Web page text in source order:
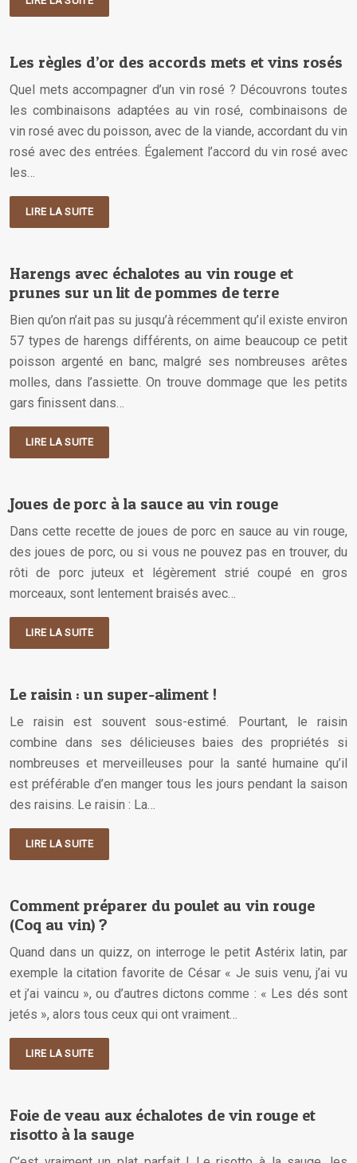
Les règles d’or des accords mets et vins rosés
Quel mets accompagner d’un vin rosé ? Découvrons toutes
les combinaisons adaptées au vin rosé, combinaisons de
vin rosé avec du poisson, avec de la viande, accordant du vin
rosé avec des entrées. Également l’accord du vin rosé avec
les…
LIRE LA SUITE
Harengs avec échalotes au vin rouge et
prunes sur un lit de pommes de terre
Bien qu’on n’ait pas su jusqu’à récemment qu’il existe environ
57 types de harengs différents, on aime beaucoup ce petit
poisson argenté en banc, malgré ses nombreuses arêtes
molles, dans l’assiette. On trouve dommage que les petits
gars finissent dans…
LIRE LA SUITE
Joues de porc à la sauce au vin rouge
Dans cette recette de joues de porc en sauce au vin rouge,
des joues de porc, ou si vous ne pouvez pas en trouver, du
rôti de porc juteux et légèrement strié coupé en gros
morceaux, sont lentement braisés avec…
LIRE LA SUITE
Le raisin : un super-aliment !
Le raisin est souvent sous-estimé. Pourtant, le raisin
combine dans ses délicieuses baies des propriétés si
nombreuses et merveilleuses pour la santé humaine qu’il
est préférable d’en manger tous les jours pendant la saison
des raisins. Le raisin : La…
LIRE LA SUITE
Comment préparer du poulet au vin rouge
(Coq au vin) ?
Quand dans un quizz, on interroge le petit Astérix latin, par
exemple la citation favorite de César « Je suis venu, j’ai vu
et j’ai vaincu », ou d’autres dictons comme : « Les dés sont
jetés », alors tous ceux qui ont vraiment…
LIRE LA SUITE
Foie de veau aux échalotes de vin rouge et
risotto à la sauge